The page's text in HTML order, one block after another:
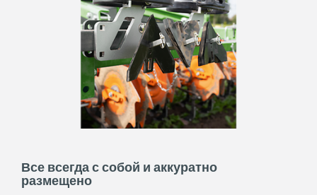
Все всегда с собой и аккуратно
размещено